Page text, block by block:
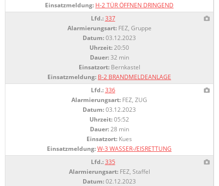
Einsatzmeldung: H-2 TÜR ÖFFNEN DRINGEND
Lfd.: 337
Alarmierungsart:FEZ, Gruppe
Datum:03.12.2023
Uhrzeit:20:50
Dauer:32 min
Einsatzort:Bernkastel
Einsatzmeldung: B-2 BRANDMELDEANLAGE
Lfd.: 336
Alarmierungsart: FEZ, ZUG
Datum:03.12.2023
Uhrzeit:05:52
Dauer:28 min
Einsatzort: Kues
Einsatzmeldung:W-3 WASSER-/EISRETTUNG
Lfd.: 335
Alarmierungsart:FEZ, Staffel
Datum:02.12.2023